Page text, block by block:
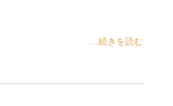
...続きを読む